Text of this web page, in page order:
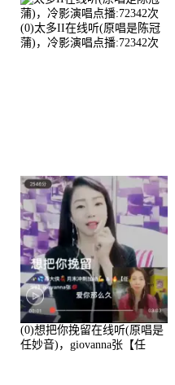
(0)太多II在线听(原唱是陈冠
蒲)，冷影演唱点播:72342次
(0)想把你挽留在线听(原唱是
任妙音)，giovanna张【任